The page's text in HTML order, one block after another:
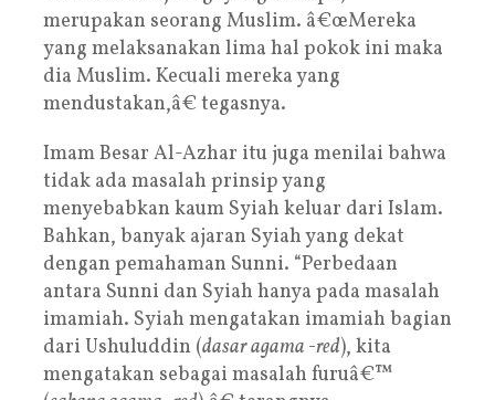
merupakan seorang Muslim. â€œMereka
yang melaksanakan lima hal pokok ini maka
dia Muslim. Kecuali mereka yang
mendustakan,â€ tegasnya.
Imam Besar Al-Azhar itu juga menilai bahwa
tidak ada masalah prinsip yang
menyebabkan kaum Syiah keluar dari Islam.
Bahkan, banyak ajaran Syiah yang dekat
dengan pemahaman Sunni. “Perbedaan
antara Sunni dan Syiah hanya pada masalah
imamiah. Syiah mengatakan imamiah bagian
dari Ushuluddin (dasar agama -red), kita
mengatakan sebagai masalah furuâ€™